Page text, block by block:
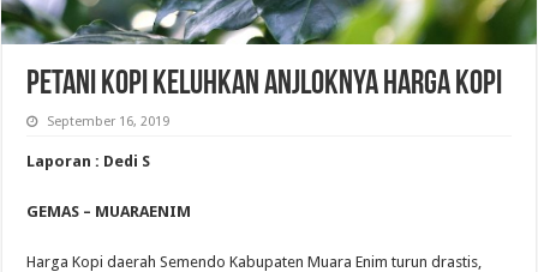
PETANI KOPI KELUHKAN ANJLOKNYA HARGA KOPI
September 16, 2019
Laporan : Dedi S
GEMAS – MUARAENIM
Harga Kopi daerah Semendo Kabupaten Muara Enim turun drastis,